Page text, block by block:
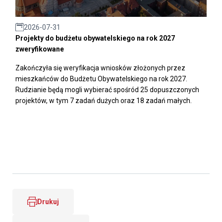
2026-07-31
Projekty do budżetu obywatelskiego na rok 2027
zweryfikowane
Zakończyła się weryfikacja wniosków złożonych przez
mieszkańców do Budżetu Obywatelskiego na rok 2027.
Rudzianie będą mogli wybierać spośród 25 dopuszczonych
projektów, w tym 7 zadań dużych oraz 18 zadań małych.
Drukuj